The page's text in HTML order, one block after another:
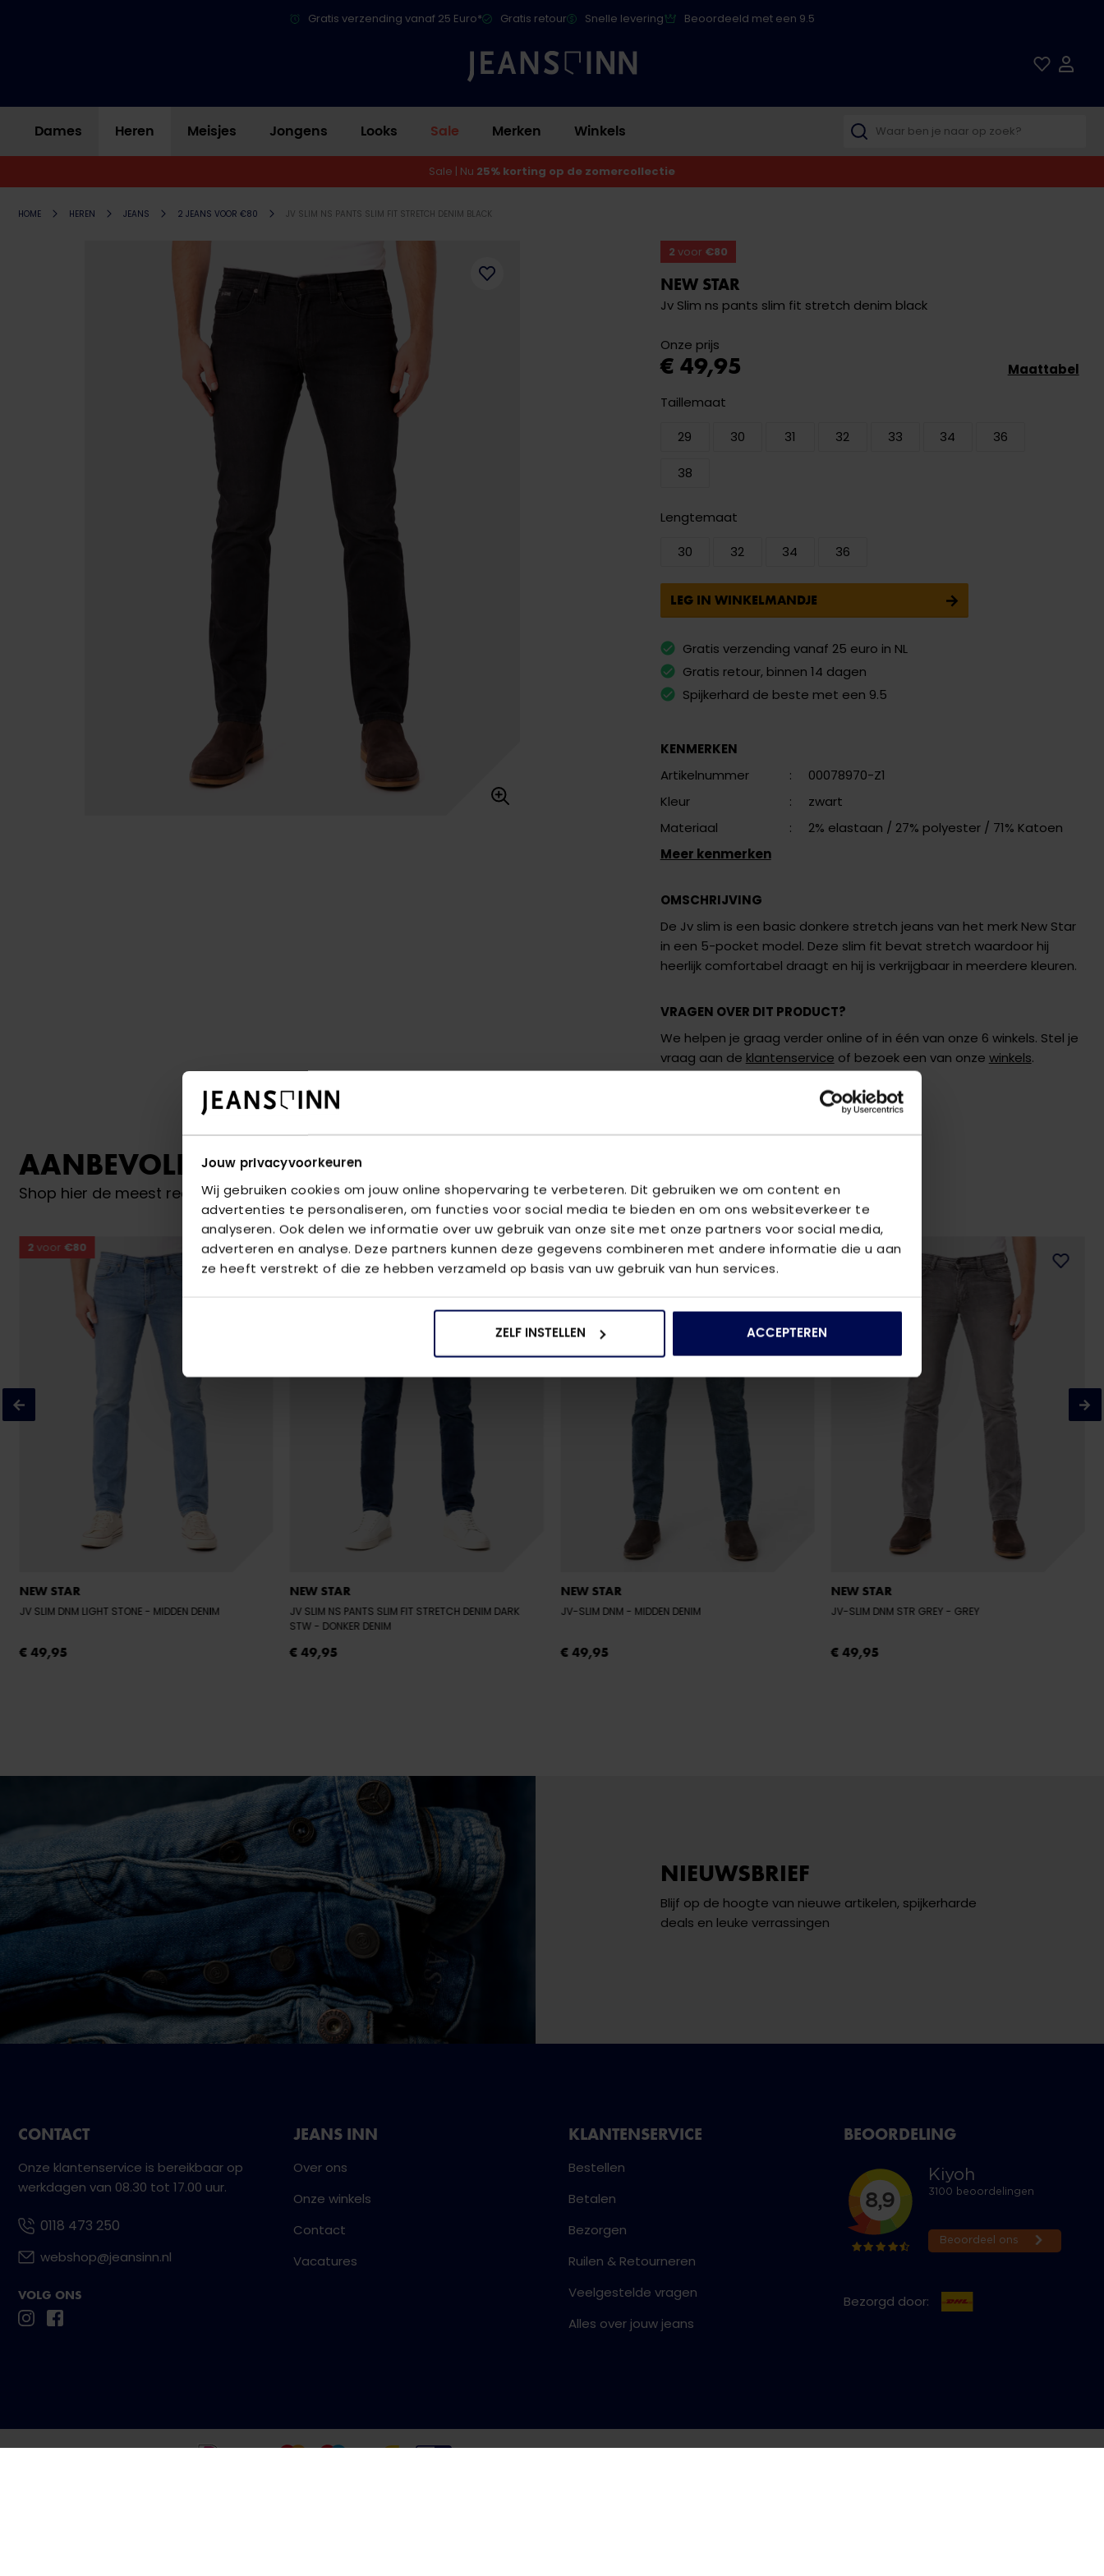
Jouw privacyvoorkeuren
Wij gebruiken cookies om jouw online shopervaring te verbeteren. Dit gebruiken we om content en
advertenties te personaliseren, om functies voor social media te bieden en om ons websiteverkeer te
analyseren. Ook delen we informatie over uw gebruik van onze site met onze partners voor social media,
adverteren en analyse. Deze partners kunnen deze gegevens combineren met andere informatie die u aan
ze heeft verstrekt of die ze hebben verzameld op basis van uw gebruik van hun services.
ZELF INSTELLEN ACCEPTEREN
Gratis verzending vanaf 25 Euro* Gratis retour Snelle levering Beoordeeld met een 9.5
Dames Heren Meisjes Jongens Looks Sale Merken Winkels
Sale | Nu 25% korting op de zomercollectie
HOME HEREN JEANS 2 JEANS VOOR €80 JV SLIM NS PANTS SLIM FIT STRETCH DENIM BLACK
2 voor €80
NEW STAR
Jv Slim ns pants slim fit stretch denim black
Onze prijs
€ 49,95
Taillemaat
29
30 31 32 33 34 36
38
Lengtemaat
30
32 34 36
Maattabel
LEG IN WINKELMANDJE
Gratis verzending vanaf 25 euro in NL
Gratis retour, binnen 14 dagen
Spijkerhard de beste met een 9.5
KENMERKEN
Artikelnummer
:
00078970-Z1
Kleur
:
zwart
Materiaal
: 2% elastaan / 27% polyester / 71% Katoen
Meer kenmerken
OMSCHRIJVING
De Jv slim is een basic donkere stretch jeans van het merk New Star
in een 5-pocket model. Deze slim fit bevat stretch waardoor hij
heerlijk comfortabel draagt en hij is verkrijgbaar in meerdere kleuren.
VRAGEN OVER DIT PRODUCT?
We helpen je graag verder online of in één van onze 6 winkels. Stel je
vraag aan de klantenservice of bezoek een van onze winkels.
AANBEVOLEN VOOR JOU
Shop hier de meest recente jeans van New Star
2 voor €80
NEW STAR
JV SLIM DNM LIGHT STONE - MIDDEN DENIM
€ 49,95
2voor€80
NEW STAR
JV SLIM NS PANTS SLIM FIT STRETCH DENIM DARK
STW
- DONKER DENIM
€ 49,95
2voor €80
NEW STAR
JV-SLIM DNM - MIDDEN DENIM
€ 49,95
2voor €80
NEW STAR
JV-SLIM DNM STR GREY - GREY
€ 49,95
NIEUWSBRIEF
Blijf op de hoogte van nieuwe artikelen, spijkerharde
deals en leuke verrassingen
CONTACT
Onze klantenservice is bereikbaar op
werkdagen van 08.30 tot 17.00 uur.
0118 473 250
webshop@jeansinn.nl
VOLG ONS
JEANS INN
Over ons
Onze winkels
Contact
Vacatures
KLANTENSERVICE
Bestellen
Betalen
Bezorgen
Ruilen & Retourneren
Veelgestelde vragen
Alles over jouw jeans
BEOORDELING
Bezorgd door:
Betaal eenvoudig en veilig met